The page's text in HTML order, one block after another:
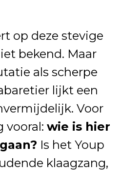
op deze stevige
bekend. Maar
als scherpe
lijkt een
Voor
vooral: wie is hier
Is het Youp
klaagzang,